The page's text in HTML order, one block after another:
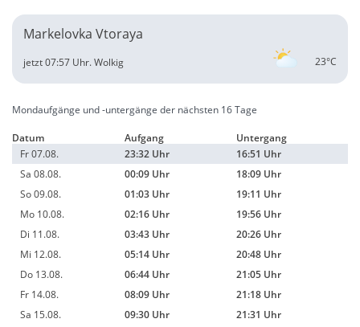
Markelovka Vtoraya
23°C
jetzt 07:57 Uhr.Wolkig
Mondaufgänge und -untergänge der nächsten 16 Tage
Datum Aufgang
Untergang
Fr 07.08.
23:32 Uhr
16:51 Uhr
Sa 08.08.
00:09 Uhr
18:09 Uhr
So 09.08.
01:03 Uhr
19:11 Uhr
Mo 10.08.
02:16 Uhr
19:56 Uhr
Di 11.08.
03:43 Uhr
20:26 Uhr
Mi 12.08.
05:14 Uhr
20:48 Uhr
Do 13.08.
06:44 Uhr
21:05 Uhr
Fr 14.08.
08:09 Uhr
21:18 Uhr
Sa 15.08.
09:30 Uhr
21:31 Uhr